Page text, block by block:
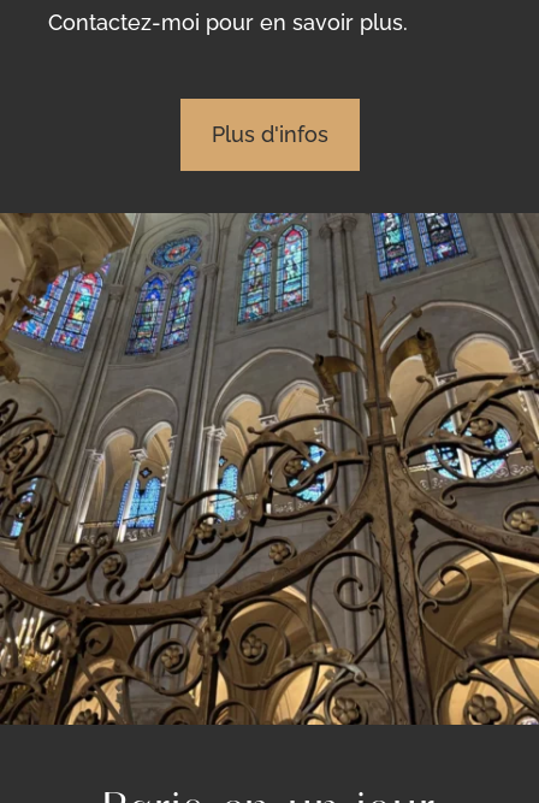
Contactez-moi pour en savoir plus.
Plus d'infos